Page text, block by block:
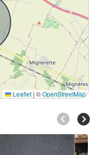
Leaflet | ©OpenStreetMap